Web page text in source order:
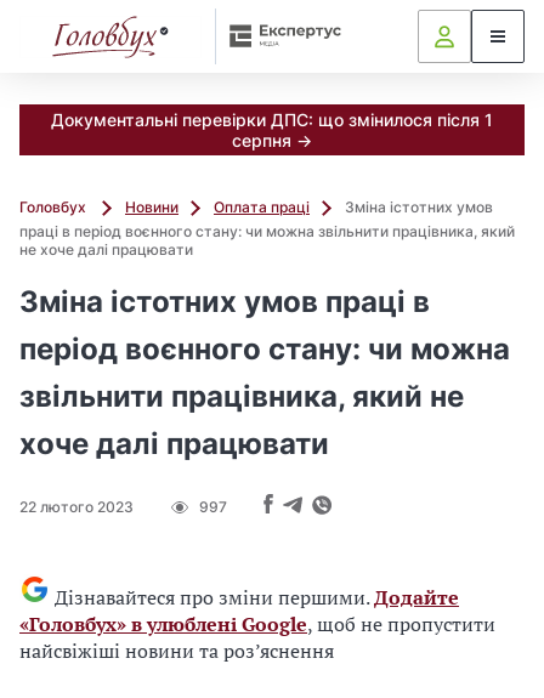
Документальні перевірки ДПС: що змінилося після 1
серпня →
Головбух Новини Оплата праці
Зміна істотних умов
праці в період воєнного стану: чи можна звільнити працівника, який
не хоче далі працювати
Зміна істотних умов праці в
період воєнного стану: чи можна
звільнити працівника, який не
хоче далі працювати
22 лютого 2023 997
Дізнавайтеся про зміни першими.Додайте
«Головбух» в улюблені Google, щоб не пропустити
найсвіжіші новини та роз’яснення